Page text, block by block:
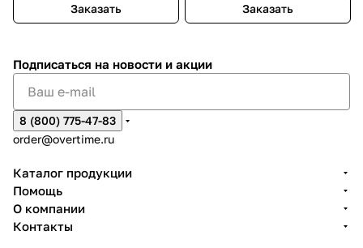
Заказать Заказать
Подписаться на новости и акции
8 (800) 775-47-83
order@overtime.ru
Каталог продукции
Помощь
О компании
Контакты